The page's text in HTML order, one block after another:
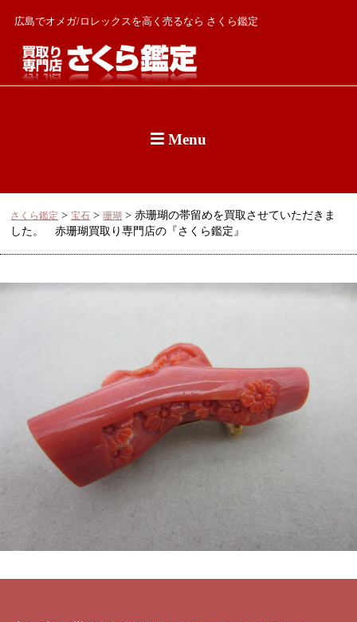
広島でオメガ/ロレックスを高く売るなら さくら鑑定
Menu
さくら鑑定 >宝石 >珊瑚 >赤珊瑚の帯留めを買取させていただきま
した。 赤珊瑚買取り専門店の『さくら鑑定』